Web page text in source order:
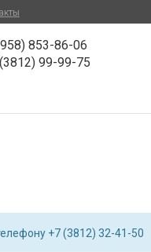
853-86-06
99-99-75
+7 (3812) 32-41-50